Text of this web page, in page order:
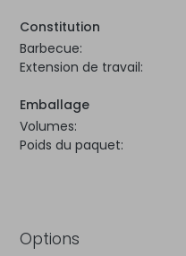
Constitution
Barbecue:
Extension de travail:
Emballage
Volumes:
Poids du paquet:
Options